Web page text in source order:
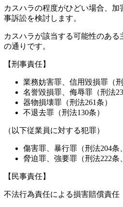
カスハラの程度がひどい場合、
事訴訟を検討します。
カスハラが該当する可能性のあ
の通りです。
【刑事責任】
業務妨害罪、信用毀損罪（刑
名誉毀損罪、侮辱罪（刑法
器物損壊罪（刑法261条）
不退去罪（刑法130条）
（以下従業員に対する犯罪）
傷害罪、暴行罪（刑法204条
脅迫罪、強要罪（刑法222条
【民事責任】
不法行為責任による損害賠償責任